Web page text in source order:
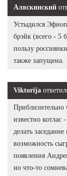
Аляскинский
Устыдился
брэйк (всего - 5
пользу
также запущена.
Viktorija
Приблизительно
известно котлас
делать
возможность
появления
но что-то